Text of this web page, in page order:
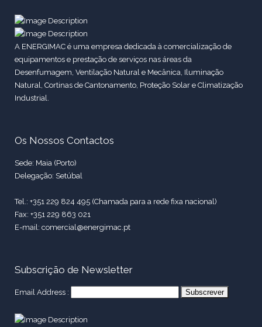
A ENERGIMAC é uma empresa dedicada à comercialização de
equipamentos e prestação de serviços nas áreas da
Desenfumagem, Ventilação Natural e Mecânica, Iluminação
Natural, Cortinas de Cantonamento, Proteção Solar e Climatização
Industrial.
Os Nossos Contactos
Sede: Maia (Porto)
Delegação: Setúbal
Tel.: +351 229 824 495 (Chamada para a rede fixa nacional)
Fax: +351 229 863 021
E-mail: comercial@energimac.pt
Subscrição de Newsletter
Email Address :